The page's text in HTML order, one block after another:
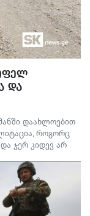
ᲓᲐ
დაახლოებით
როგორც
ჯერ კიდევ არ
პრობლემებს